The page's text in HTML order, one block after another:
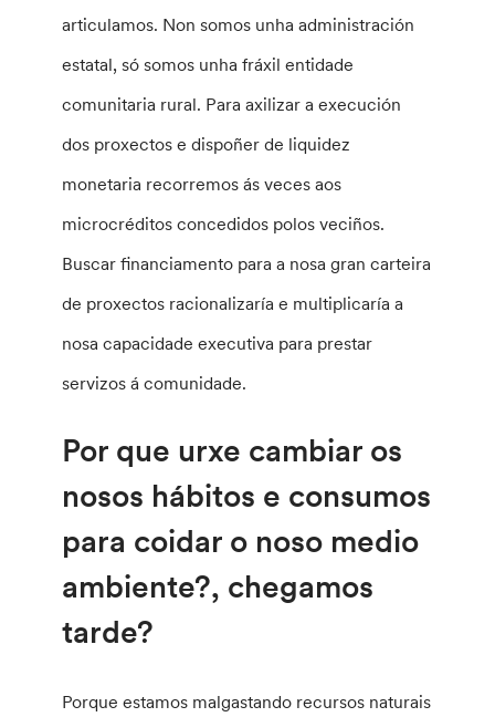
articulamos. Non somos unha administración
estatal, só somos unha fráxil entidade
comunitaria rural. Para axilizar a execución
dos proxectos e dispoñer de liquidez
monetaria recorremos ás veces aos
microcréditos concedidos polos veciños.
Buscar financiamento para a nosa gran carteira
de proxectos racionalizaría e multiplicaría a
nosa capacidade executiva para prestar
servizos á comunidade.
Por que urxe cambiar os
nosos hábitos e consumos
para coidar o noso medio
ambiente?, chegamos
tarde?
Porque estamos malgastando recursos naturais